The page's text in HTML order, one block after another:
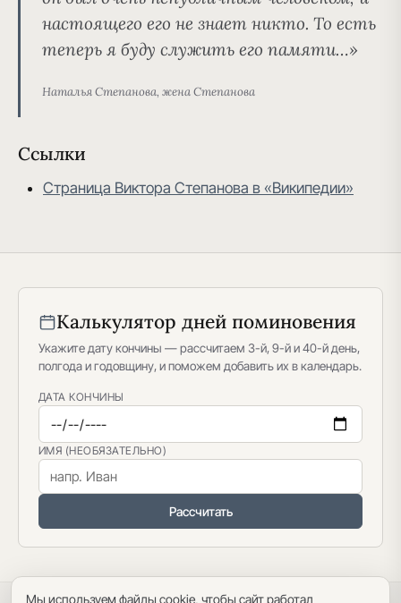
настоящего его не знает никто. То есть
теперь я буду служить его памяти…»
Наталья Степанова, жена Степанова
Ссылки
Страница Виктора Степанова в «Википедии»
Калькулятор дней поминовения
Укажите дату кончины — рассчитаем 3-й, 9-й и 40-й день,
полгода и годовщину, и поможем добавить их в календарь.
ДАТА КОНЧИНЫ
ИМЯ (НЕОБЯЗАТЕЛЬНО)
Рассчитать
Мы используем файлы cookie, чтобы сайт работал